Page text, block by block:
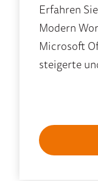
Erfahren
Modern
Microsoft
steigerte